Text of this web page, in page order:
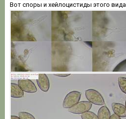
Вот споры и хейлоцистиды этого вида.